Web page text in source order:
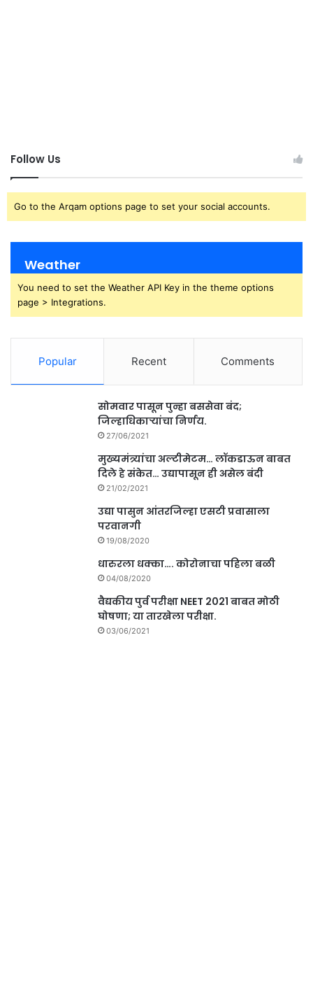
Follow Us
Go to the Arqam options page to set your social accounts.
Weather
You need to set the Weather API Key in the theme options
page > Integrations.
Popular Recent Comments
सोमवार पासून पुन्हा बससेवा बंद;
जिल्हाधिकाऱ्यांचा निर्णय.
27/06/2021
मुख्यमंत्र्यांचा अल्टीमेटम… लॉकडाऊन बाबत
दिले हे संकेत… उद्यापासून ही असेल बंदी
21/02/2021
उद्या पासुन आंतरजिल्हा एसटी प्रवासाला
परवानगी
19/08/2020
धारुरला धक्का…. कोरोनाचा पहिला बळी
04/08/2020
वैद्यकीय पुर्व परीक्षा NEET 2021 बाबत मोठी
घोषणा; या तारखेला परीक्षा.
03/06/2021